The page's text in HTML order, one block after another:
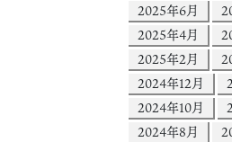
2025年6月
2025年4月
2025年2月
2024年12月
2024年10月
2024年8月